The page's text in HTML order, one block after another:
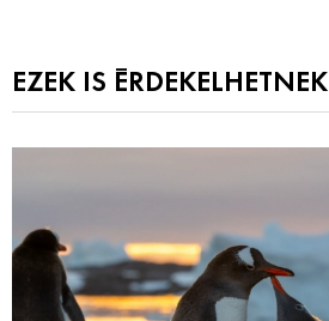
EZEK IS ÉRDEKELHETNEK